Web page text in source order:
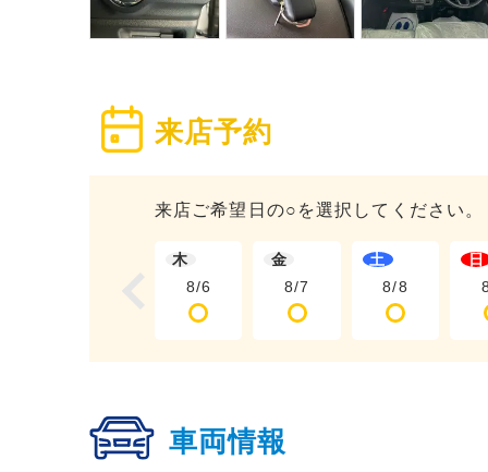
来店予約
来店ご希望日の○を選択してください。
木
8/6
金
8/7
土
8/8
日
車両情報